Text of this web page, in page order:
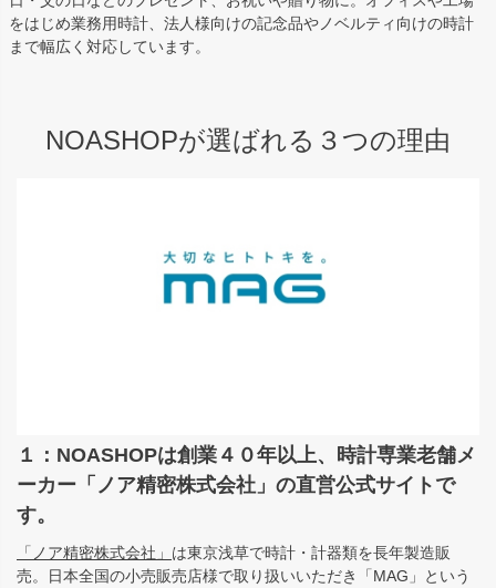
をはじめ業務用時計、法人様向けの記念品やノベルティ向けの時計
まで幅広く対応しています。
NOASHOPが選ばれる３つの理由
１：NOASHOPは創業４０年以上、時計専業老舗メ
ーカー「ノア精密株式会社」の直営公式サイトで
す。
「ノア精密株式会社」 は東京浅草で時計・計器類を長年製造販
売。日本全国の小売販売店様で取り扱いいただき「MAG」という